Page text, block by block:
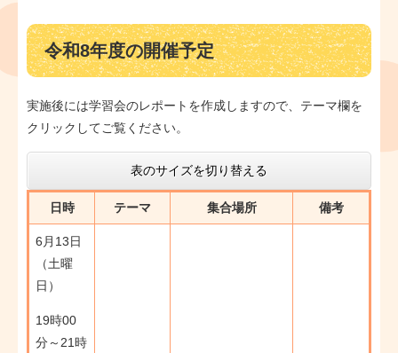
令和8年度の開催予定
実施後には学習会のレポートを作成しますので、テーマ欄を
クリックしてご覧ください。
表のサイズを切り替える
日時 テーマ 集合場所 備考
6月13日
（土曜
日）
19時00
分～21時